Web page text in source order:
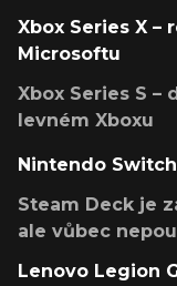
Xbox Series X –
Microsoftu
Xbox Series S –
levném Xboxu
Nintendo
Steam Deck je
ale vůbec
Lenovo Legion